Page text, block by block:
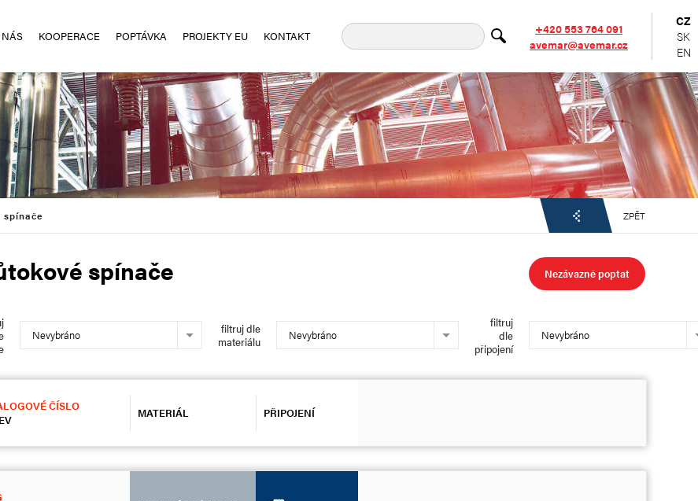
KOOPERACE POPTÁVKA PROJEKTY EU KONTAKT
+420 553 764 091
avemar@avemar.cz
CZ
SK
EN
spínače ZPĚT
spínače Nezávazně poptat
Nevybráno
filtruj dle
materiálu
Nevybráno
filtruj
dle
připojení
Nevybráno
ČÍSLO
MATERIÁL PŘIPOJENÍ